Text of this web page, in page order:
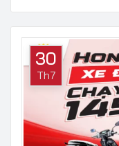
30
Th7